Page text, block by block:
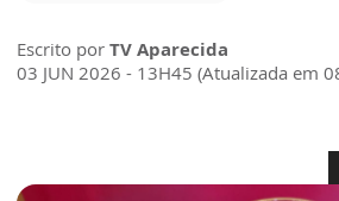
Escrito por TV Aparecida
03 JUN 2026 - 13H45 (Atualizada em